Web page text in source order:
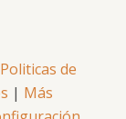
Politicas de
| Más